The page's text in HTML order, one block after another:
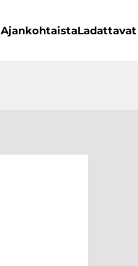
Ajankohtaista